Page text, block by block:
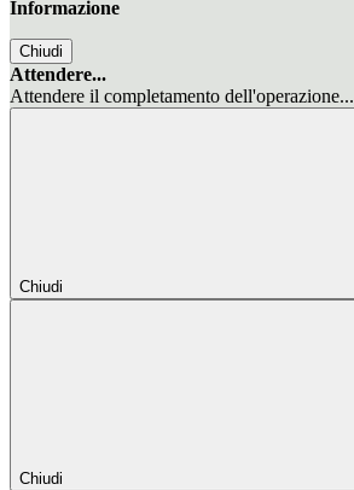
Informazione
Chiudi
Attendere...
Attendere il completamento dell'operazione...
Chiudi
Chiudi